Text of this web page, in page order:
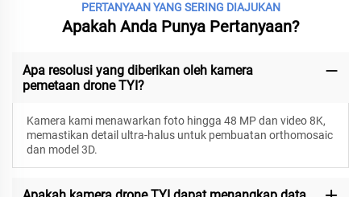
PERTANYAAN YANG SERING DIAJUKAN
Apakah Anda Punya Pertanyaan?
Apa resolusi yang diberikan oleh kamera
pemetaan drone TYI?
Kamera kami menawarkan foto hingga 48 MP dan video 8K,
memastikan detail ultra-halus untuk pembuatan orthomosaic
dan model 3D.